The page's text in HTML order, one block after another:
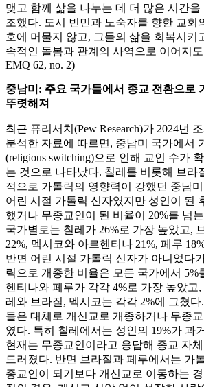
맺고 함께 삶을 나누는 데 더 많은 시간
조했다. 도시 빈민과 노숙자를 향한 교회
호에 머물지 않고, 그들의 삶을 회복시키
속적인 돌봄과 관계의 사역으로 이어지
EMQ 62, no. 2)
중남미: 주요 국가들에서 종교 전환으로
뚜렷해져
최근 퓨리서치(Pew Research)가 2024년
분석한 자료에 따르면, 중남미 국가에서
(religious switching)으로 인해 교인 수가
는 것으로 나타났다. 칠레를 비롯해 브라
적으로 가톨릭의 영향력이 강했던 중남
어린 시절 가톨릭 신자였지만 성인이 된
했거나 무종교인이 된 비율이 20%를 넘
국가별로는 칠레가 26%로 가장 높았고,
22%, 멕시코와 아르헨티나 21%, 페루
반면 어린 시절 가톨릭 신자가 아니었다
릭으로 개종한 비율은 모든 국가에서 5%
헨티나와 페루가 각각 4%로 가장 높았고,
레와 브라질, 멕시코는 각각 2%에 그쳤
들은 대체로 개신교로 개종하거나 무종
였다. 특히 칠레에서는 성인의 19%가 과
현재는 무종교인이라고 응답해 종교 자
드러졌다. 반면 브라질과 페루에서는 가
종교인이 되기보다 개신교로 이동하는